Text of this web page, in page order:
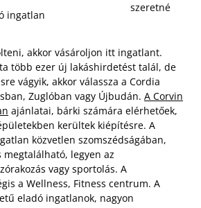
ingatlan
szeretné
akkor vásároljon itt ingatlant.
több ezer új lakáshirdetést talál, de
vágyik, akkor válassza a Cordia
Zuglóban vagy Újbudán. A Corvin
ajánlatai, bárki számára elérhetőek,
kerültek kiépítésre. A
közvetlen szomszédságában,
legyen az
vagy sportolás. A
a Wellness, Fitness centrum. A
eladó ingatlanok, nagyon